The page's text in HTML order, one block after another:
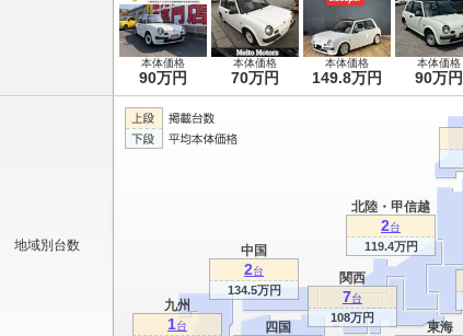
本体価格
90万円
本体価格
70万円
本体価格
149.8万円
本体価格
90万円
地域別台数
関西
7台
108万円
東海
九州
1台
北陸・甲信越
2台
119.4万円
中国
2台
134.5万円
四国